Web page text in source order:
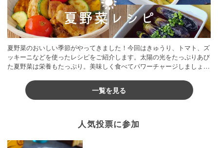
夏野菜のおいしい季節がやってきました！今回はきゅうり、トマト、ズ
ッキーニなどを使ったレシピをご紹介します。太陽の光をたっぷりあび
た夏野菜は栄養もたっぷり。美味しく食べてパワーチャージしましょう
一覧を見る
人気投票に参加